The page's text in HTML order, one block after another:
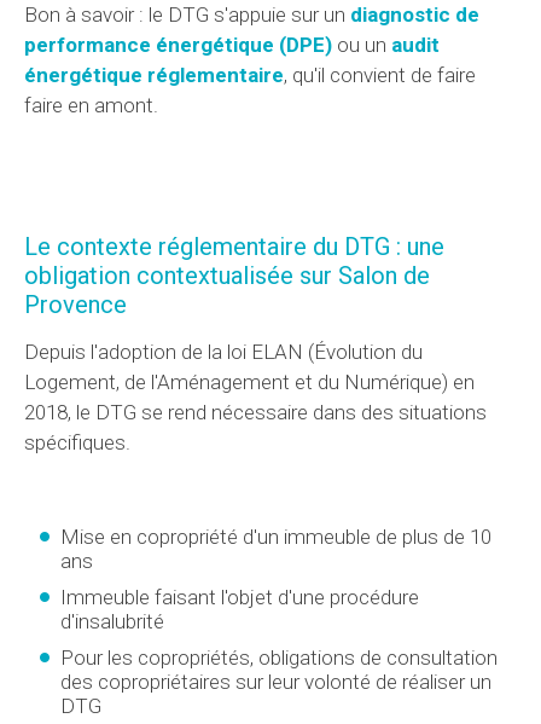
Bon à savoir : le DTG s'appuie sur un diagnostic de
performance énergétique (DPE) ou un audit
énergétique réglementaire, qu'il convient de faire
faire en amont.
Le contexte réglementaire du DTG : une
obligation contextualisée sur Salon de
Provence
Depuis l'adoption de la loi ELAN (Évolution du
Logement, de l'Aménagement et du Numérique) en
2018, le DTG se rend nécessaire dans des situations
spécifiques.
Mise en copropriété d'un immeuble de plus de 10
ans
Immeuble faisant l'objet d'une procédure
d'insalubrité
Pour les copropriétés, obligations de consultation
des copropriétaires sur leur volonté de réaliser un
DTG